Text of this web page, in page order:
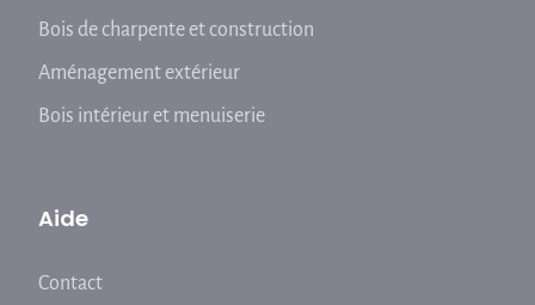
Bois de charpente et construction
Aménagement extérieur
Bois intérieur et menuiserie
Aide
Contact